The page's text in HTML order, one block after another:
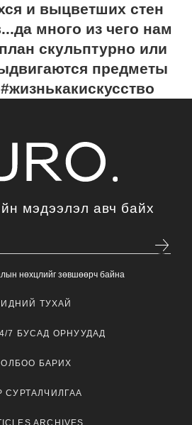
и выцветших стен
много из чего нам
скульптурно или
предметы
мэдээлэл авч байх
нөхцлийг зөвшөөрч байна
ТУХАЙ
7 БУСАД ОРНУУДАД
БАРИХ
СУРТАЛЧИЛГАА
ARCHIVES